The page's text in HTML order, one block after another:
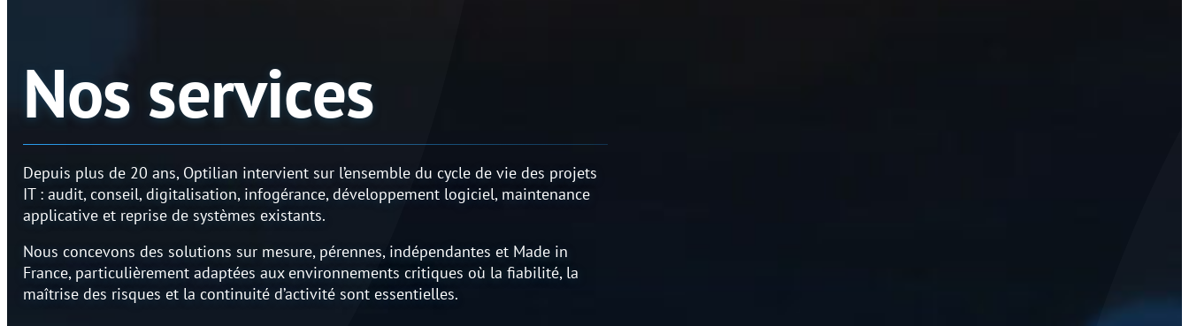
Nos services
Depuis plus de 20 ans, Optilian intervient sur l’ensemble du cycle de vie des projets
IT : audit, conseil, digitalisation, infogérance, développement logiciel, maintenance
applicative et reprise de systèmes existants.
Nous concevons des solutions sur mesure, pérennes, indépendantes et Made in
France, particulièrement adaptées aux environnements critiques où la fiabilité, la
maîtrise des risques et la continuité d’activité sont essentielles.